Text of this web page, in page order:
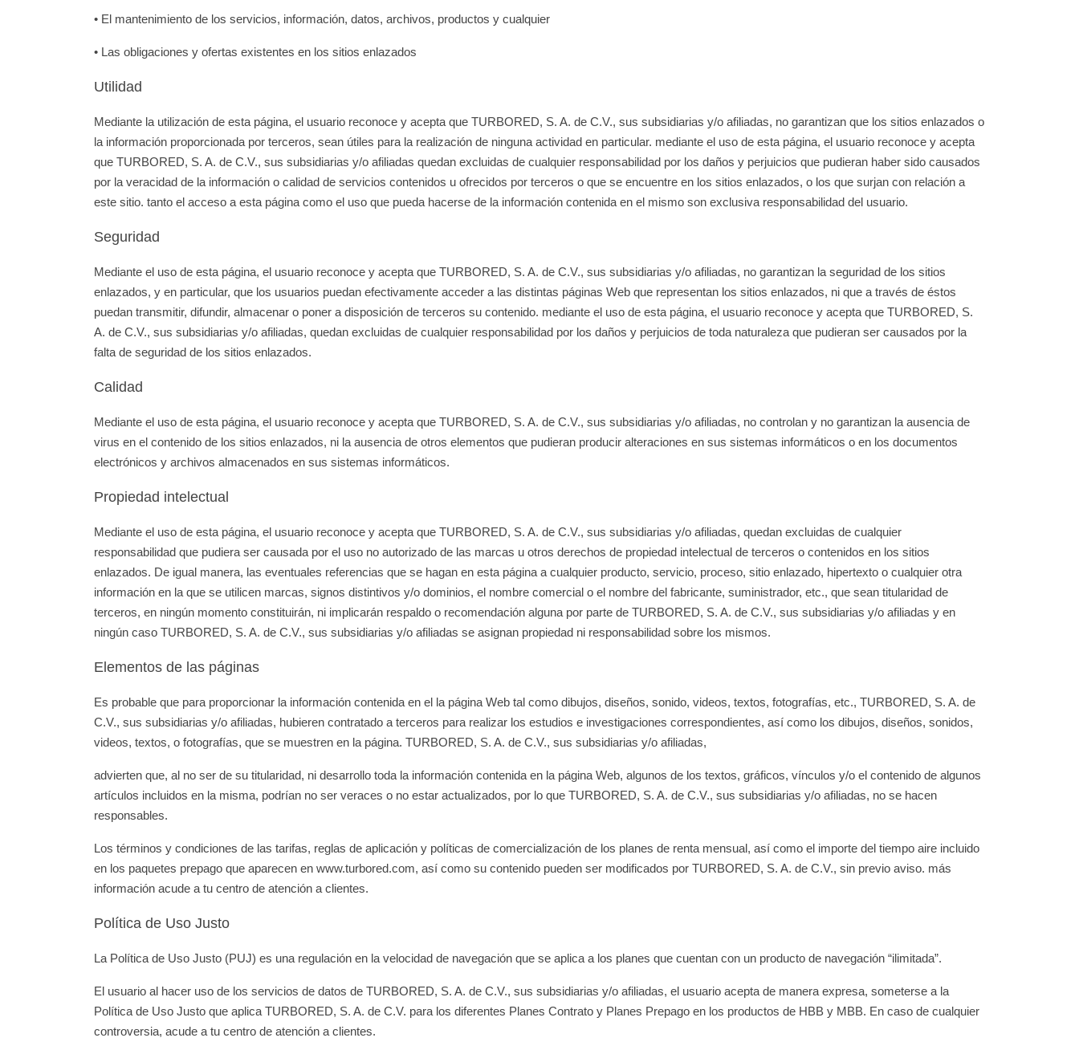
• El mantenimiento de los servicios, información, datos, archivos, productos y cualquier
• Las obligaciones y ofertas existentes en los sitios enlazados
Utilidad
Mediante la utilización de esta página, el usuario reconoce y acepta que TURBORED, S. A. de C.V., sus subsidiarias y/o afiliadas, no garantizan que los sitios enlazados o
la información proporcionada por terceros, sean útiles para la realización de ninguna actividad en particular. mediante el uso de esta página, el usuario reconoce y acepta
que TURBORED, S. A. de C.V., sus subsidiarias y/o afiliadas quedan excluidas de cualquier responsabilidad por los daños y perjuicios que pudieran haber sido causados
por la veracidad de la información o calidad de servicios contenidos u ofrecidos por terceros o que se encuentre en los sitios enlazados, o los que surjan con relación a
este sitio. tanto el acceso a esta página como el uso que pueda hacerse de la información contenida en el mismo son exclusiva responsabilidad del usuario.
Seguridad
Mediante el uso de esta página, el usuario reconoce y acepta que TURBORED, S. A. de C.V., sus subsidiarias y/o afiliadas, no garantizan la seguridad de los sitios
enlazados, y en particular, que los usuarios puedan efectivamente acceder a las distintas páginas Web que representan los sitios enlazados, ni que a través de éstos
puedan transmitir, difundir, almacenar o poner a disposición de terceros su contenido. mediante el uso de esta página, el usuario reconoce y acepta que TURBORED, S.
A. de C.V., sus subsidiarias y/o afiliadas, quedan excluidas de cualquier responsabilidad por los daños y perjuicios de toda naturaleza que pudieran ser causados por la
falta de seguridad de los sitios enlazados.
Calidad
Mediante el uso de esta página, el usuario reconoce y acepta que TURBORED, S. A. de C.V., sus subsidiarias y/o afiliadas, no controlan y no garantizan la ausencia de
virus en el contenido de los sitios enlazados, ni la ausencia de otros elementos que pudieran producir alteraciones en sus sistemas informáticos o en los documentos
electrónicos y archivos almacenados en sus sistemas informáticos.
Propiedad intelectual
Mediante el uso de esta página, el usuario reconoce y acepta que TURBORED, S. A. de C.V., sus subsidiarias y/o afiliadas, quedan excluidas de cualquier
responsabilidad que pudiera ser causada por el uso no autorizado de las marcas u otros derechos de propiedad intelectual de terceros o contenidos en los sitios
enlazados. De igual manera, las eventuales referencias que se hagan en esta página a cualquier producto, servicio, proceso, sitio enlazado, hipertexto o cualquier otra
información en la que se utilicen marcas, signos distintivos y/o dominios, el nombre comercial o el nombre del fabricante, suministrador, etc., que sean titularidad de
terceros, en ningún momento constituirán, ni implicarán respaldo o recomendación alguna por parte de TURBORED, S. A. de C.V., sus subsidiarias y/o afiliadas y en
ningún caso TURBORED, S. A. de C.V., sus subsidiarias y/o afiliadas se asignan propiedad ni responsabilidad sobre los mismos.
Elementos de las páginas
Es probable que para proporcionar la información contenida en el la página Web tal como dibujos, diseños, sonido, videos, textos, fotografías, etc., TURBORED, S. A. de
C.V., sus subsidiarias y/o afiliadas, hubieren contratado a terceros para realizar los estudios e investigaciones correspondientes, así como los dibujos, diseños, sonidos,
videos, textos, o fotografías, que se muestren en la página. TURBORED, S. A. de C.V., sus subsidiarias y/o afiliadas,
advierten que, al no ser de su titularidad, ni desarrollo toda la información contenida en la página Web, algunos de los textos, gráficos, vínculos y/o el contenido de algunos
artículos incluidos en la misma, podrían no ser veraces o no estar actualizados, por lo que TURBORED, S. A. de C.V., sus subsidiarias y/o afiliadas, no se hacen
responsables.
Los términos y condiciones de las tarifas, reglas de aplicación y políticas de comercialización de los planes de renta mensual, así como el importe del tiempo aire incluido
en los paquetes prepago que aparecen en www.turbored.com, así como su contenido pueden ser modificados por TURBORED, S. A. de C.V., sin previo aviso. más
información acude a tu centro de atención a clientes.
Política de Uso Justo
La Política de Uso Justo (PUJ) es una regulación en la velocidad de navegación que se aplica a los planes que cuentan con un producto de navegación “ilimitada”.
El usuario al hacer uso de los servicios de datos de TURBORED, S. A. de C.V., sus subsidiarias y/o afiliadas, el usuario acepta de manera expresa, someterse a la
Política de Uso Justo que aplica TURBORED, S. A. de C.V. para los diferentes Planes Contrato y Planes Prepago en los productos de HBB y MBB. En caso de cualquier
controversia, acude a tu centro de atención a clientes.